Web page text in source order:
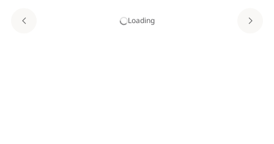
Loading